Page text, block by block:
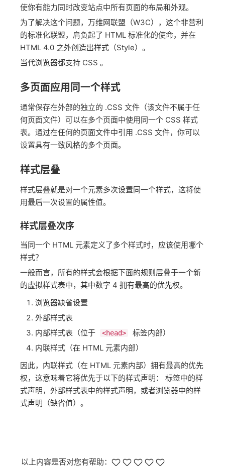
使你有能力同时改变站点中所有页面的布局和外观。
为了解决这个问题，万维网联盟（W3C），这个非营利
的标准化联盟，肩负起了 HTML 标准化的使命，并在
HTML 4.0 之外创造出样式（Style）。
当代浏览器都支持 CSS 。
多页面应用同一个样式
通常保存在外部的独立的 .CSS 文件（该文件不属于任
何页面文件）可以在多个页面中使用同一个 CSS 样式
表。通过在任何的页面文件中引用 .CSS 文件，你可以
设置具有一致风格的多个页面。
样式层叠
样式层叠就是对一个元素多次设置同一个样式，这将使
用最后一次设置的属性值。
样式层叠次序
当同一个 HTML 元素定义了多个样式时，应该使用哪个
样式？
一般而言，所有的样式会根据下面的规则层叠于一个新
的虚拟样式表中，其中数字 4 拥有最高的优先权。
浏览器缺省设置
外部样式表
内部样式表（位于
<head>
标签内部）
内联样式（在 HTML 元素内部）
因此，内联样式（在 HTML 元素内部）拥有最高的优先
权，这意味着它将优先于以下的样式声明： 标签中的样
式声明，外部样式表中的样式声明，或者浏览器中的样
式声明（缺省值）。
以上内容是否对您有帮助：